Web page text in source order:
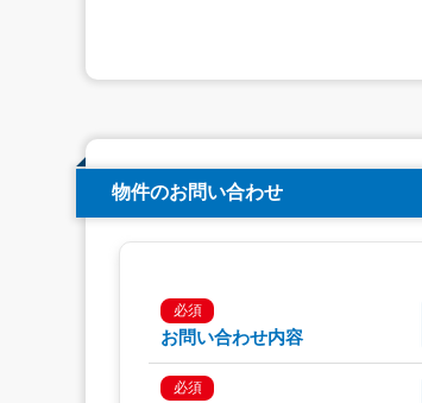
物件のお問い合わせ
必須
お問い合わせ内容
必須